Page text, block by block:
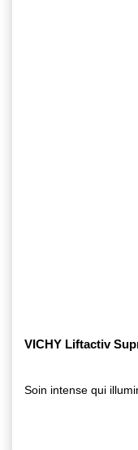
VICHY Liftactiv
Soin intense qui